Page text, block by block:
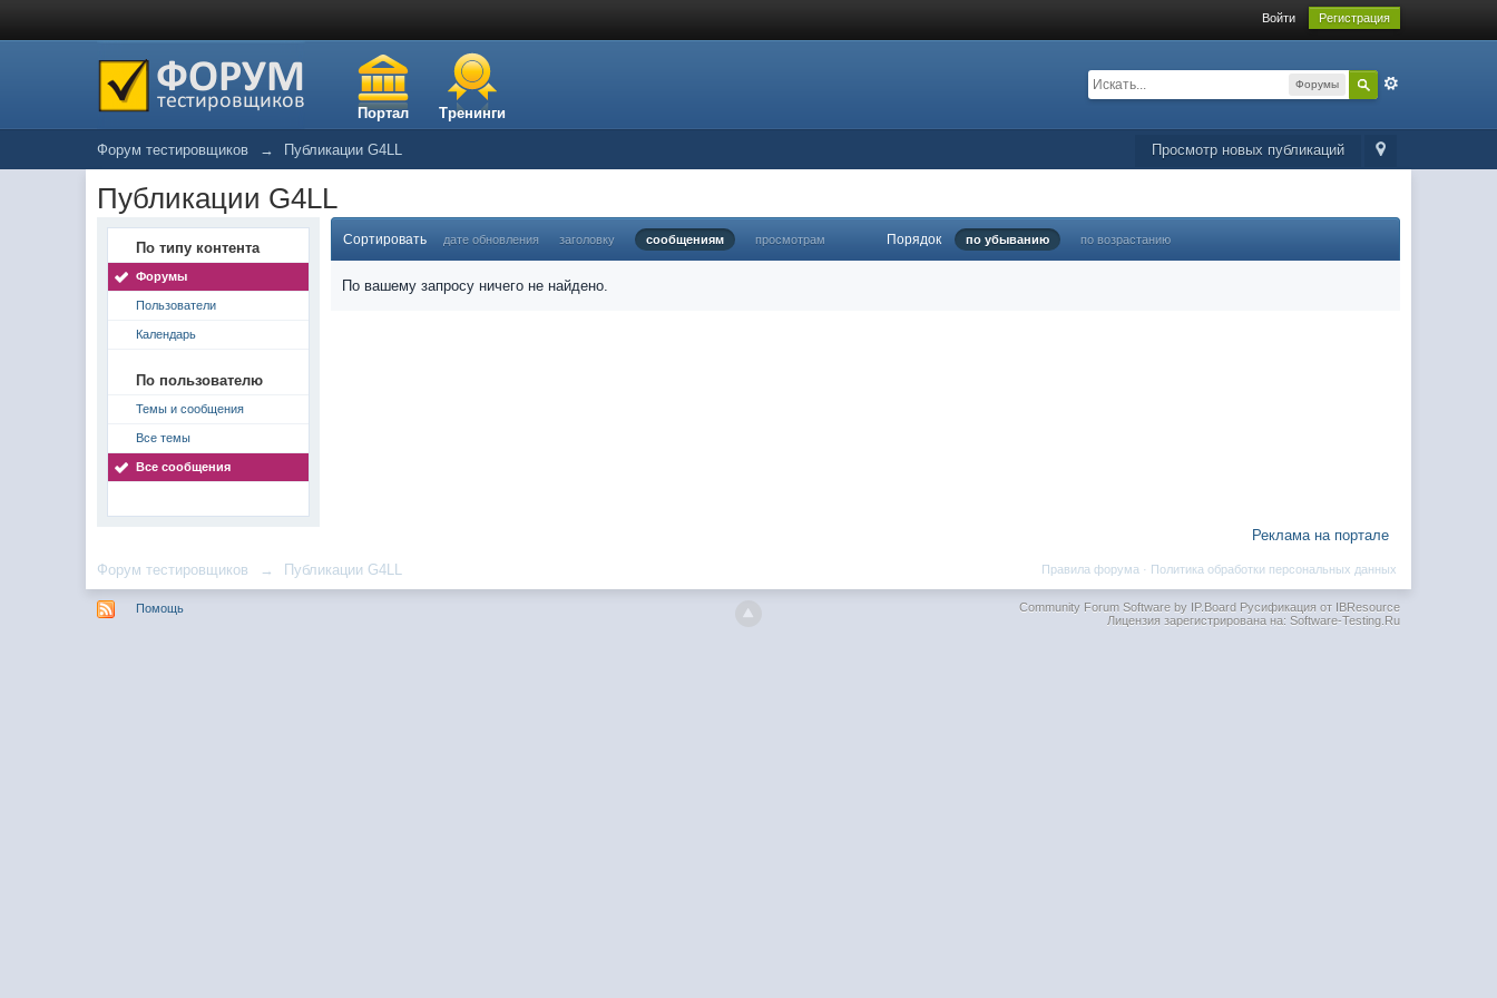
Войти Регистрация
Портал Тренинги
Форумы
Просмотр новых публикаций
Форум тестировщиков → Публикации G4LL
Публикации G4LL
По типу контента
Форумы
Пользователи
Календарь
По пользователю
Темы и сообщения
Все темы
Все сообщения
Сортировать дате обновления заголовку сообщениям просмотрам Порядок по убыванию по возрастанию
По вашему запросу ничего не найдено.
Реклама на портале
Форум тестировщиков → Публикации G4LL Политика обработки персональных данных
Правила форума ·
Помощь Community Forum Software by IP.BoardРусификация от IBResource
Лицензия зарегистрирована на: Software-Testing.Ru